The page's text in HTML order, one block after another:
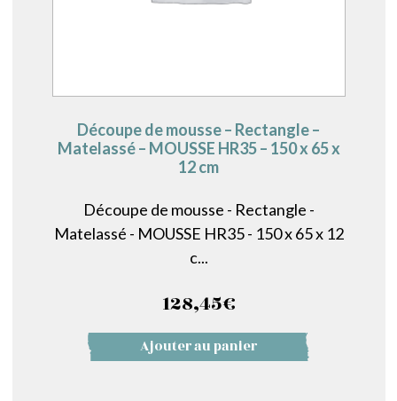
Découpe de mousse – Rectangle –
Matelassé – MOUSSE HR35 – 150 x 65 x
12 cm
Découpe de mousse - Rectangle -
Matelassé - MOUSSE HR35 - 150 x 65 x 12
c...
128,45€
Ajouter au panier